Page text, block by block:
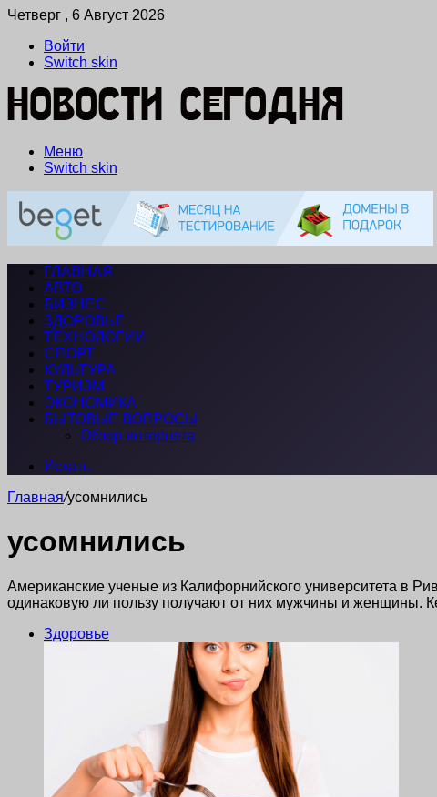
Четверг , 6 Август 2026
Войти
Switch skin
Меню
Switch skin
ГЛАВНАЯ
АВТО
БИЗНЕС
ЗДОРОВЬЕ
ТЕХНОЛОГИИ
СПОРТ
КУЛЬТУРА
ТУРИЗМ
ЭКОНОМИКА
БЫТОВЫЕ ВОПРОСЫ
Обзор интернета
Искать
Главная/усомнились
усомнились
Американские ученые из Калифорнийского университета в
одинаковую ли пользу получают от них мужчины и женщины.
Здоровье